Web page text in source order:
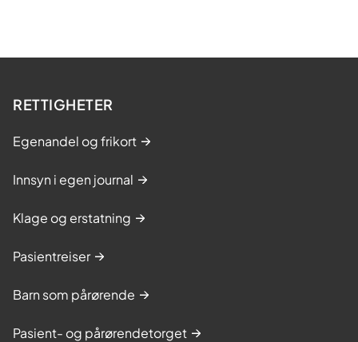
RETTIGHETER
Egenandel og frikort
Innsyn i egen journal
Klage og erstatning
Pasientreiser
Barn som pårørende
Pasient- og pårørendetorget